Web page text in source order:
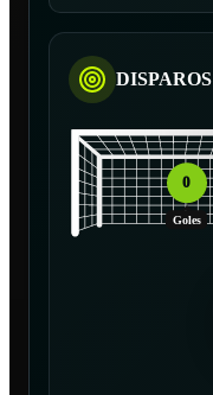
DISPAROS
0
Goles